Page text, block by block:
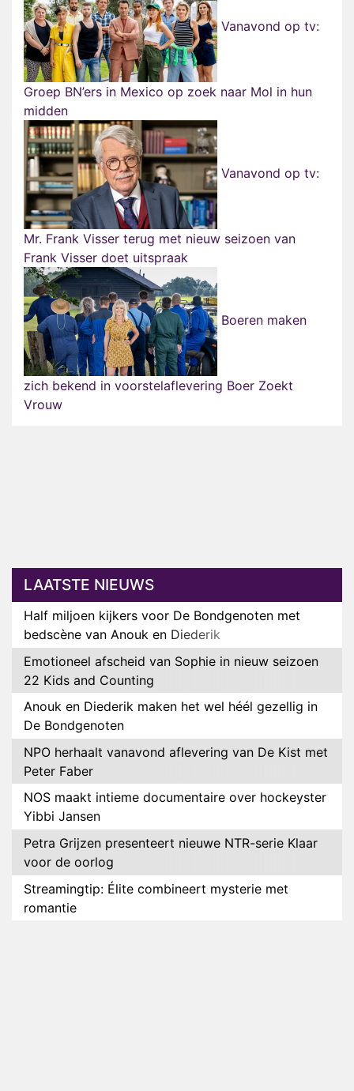
Vanavond op tv:
Groep BN’ers in Mexico op zoek naar Mol in hun
midden
Vanavond op tv:
Mr. Frank Visser terug met nieuw seizoen van
Frank Visser doet uitspraak
Boeren maken
zich bekend in voorstelaflevering Boer Zoekt
Vrouw
LAATSTE NIEUWS
Half miljoen kijkers voor De Bondgenoten met
bedscène van Anouk en Diederik
Emotioneel afscheid van Sophie in nieuw seizoen
22 Kids and Counting
Anouk en Diederik maken het wel héél gezellig in
De Bondgenoten
NPO herhaalt vanavond aflevering van De Kist met
Peter Faber
NOS maakt intieme documentaire over hockeyster
Yibbi Jansen
Petra Grijzen presenteert nieuwe NTR-serie Klaar
voor de oorlog
Streamingtip: Élite combineert mysterie met
romantie